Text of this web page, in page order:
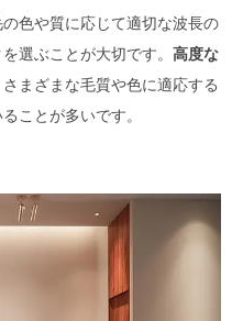
色や質に応じて適切な波長の
選ぶことが大切です。 高度な
さまざまな毛質や色に適応する
ことが多いです。